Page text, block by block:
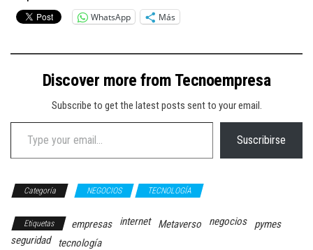
WhatsApp Más
Discover more from Tecnoempresa
Subscribe to get the latest posts sent to your email.
Type your email…
Suscribirse
Categoría NEGOCIOS TECNOLOGÍA
Etiquetas empresas internet Metaverso negocios
pymes
seguridad
tecnología